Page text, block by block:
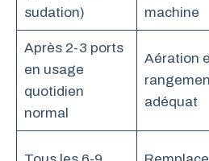
sudation)
machine
Après 2-3 ports
en usage
quotidien
normal
Aération
adéquat